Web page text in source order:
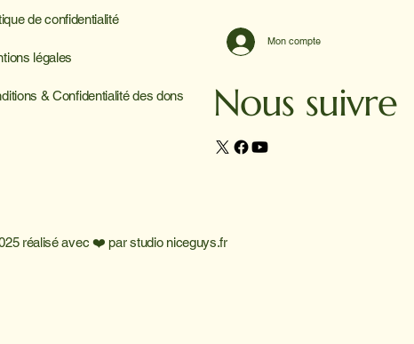
de confidentialité
légales
& Confidentialité des dons
Mon compte
Nous suivre
réalisé avec ❤️ parstudio niceguys.fr